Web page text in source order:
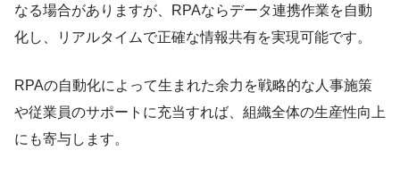
なる場合がありますが、RPAならデータ連携作業を自動
化し、リアルタイムで正確な情報共有を実現可能です。
RPAの自動化によって生まれた余力を戦略的な人事施策
や従業員のサポートに充当すれば、組織全体の生産性向上
にも寄与します。